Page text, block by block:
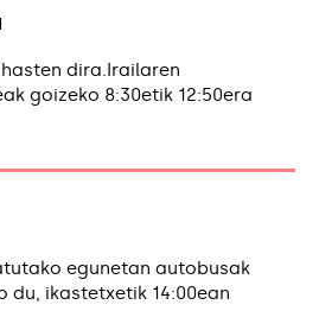
hasten dira.Irailaren
goizeko 8:30etik 12:50era
egunetan autobusak
du, ikastetxetik 14:00ean